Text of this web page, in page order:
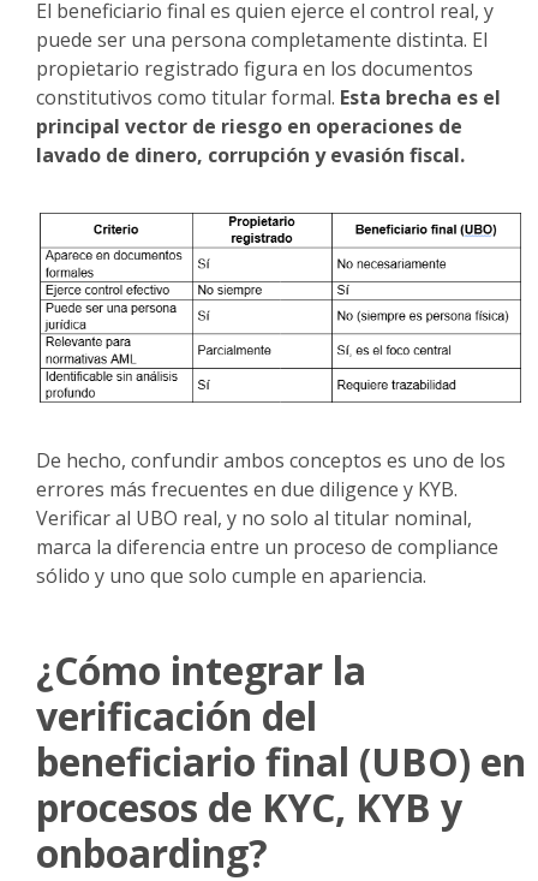
El beneficiario final es quien ejerce el control real, y
puede ser una persona completamente distinta. El
propietario registrado figura en los documentos
constitutivos como titular formal. Esta brecha es el
principal vector de riesgo en operaciones de
lavado de dinero, corrupción y evasión fiscal.
De hecho, confundir ambos conceptos es uno de los
errores más frecuentes en due diligence y KYB.
Verificar al UBO real, y no solo al titular nominal,
marca la diferencia entre un proceso de compliance
sólido y uno que solo cumple en apariencia.
¿Cómo integrar la
verificación del
beneficiario final (UBO) en
procesos de KYC, KYB y
onboarding?